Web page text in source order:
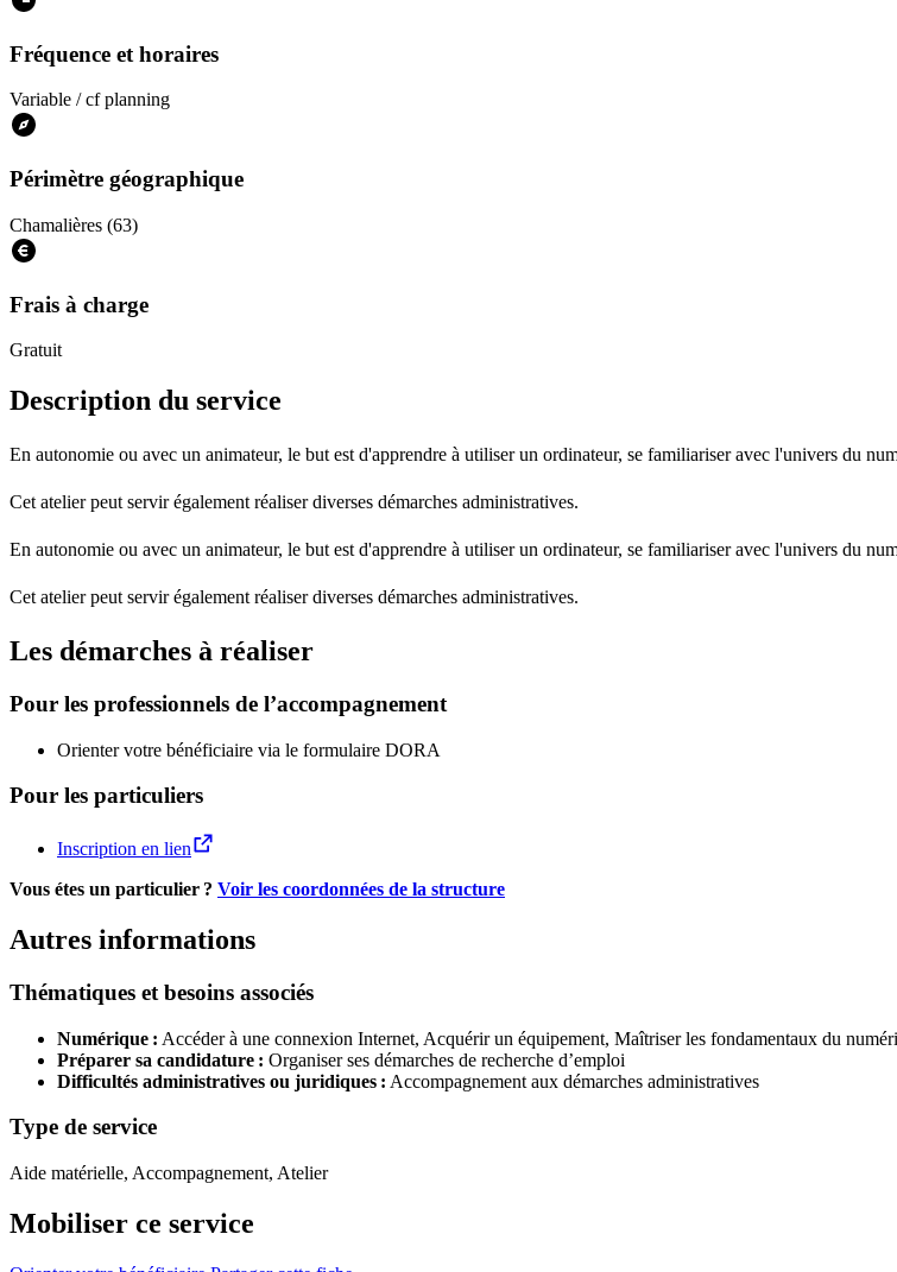
Fréquence et horaires
Variable / cf planning
Périmètre géographique
Chamalières (63)
Frais à charge
Gratuit
Description du service
En autonomie ou avec un animateur, le but est d'apprendre à utiliser un ordinateur, se familiariser avec l'univers du
Cet atelier peut servir également réaliser diverses démarches administratives.
En autonomie ou avec un animateur, le but est d'apprendre à utiliser un ordinateur, se familiariser avec l'univers du
Cet atelier peut servir également réaliser diverses démarches administratives.
Les démarches à réaliser
Pour les professionnels de l’accompagnement
Orienter votre bénéficiaire via le formulaire DORA
Pour les particuliers
Inscription en lien
Vous étes un particulier ? Voir les coordonnées de la structure
Autres informations
Thématiques et besoins associés
Numérique : Accéder à une connexion Internet, Acquérir un équipement, Maîtriser les fondamentaux du
Préparer sa candidature : Organiser ses démarches de recherche d’emploi
Difficultés administratives ou juridiques : Accompagnement aux démarches administratives
Type de service
Aide matérielle, Accompagnement, Atelier
Mobiliser ce service